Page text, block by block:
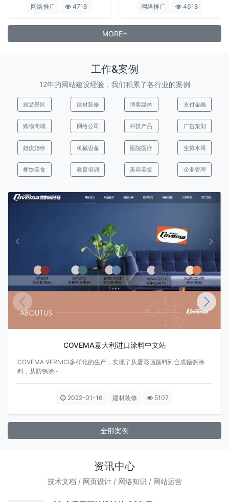
网络推广 4718 网络推广 4618
MORE+
工作&案例
12年的网站建设经验，我们积累了各行业的案例
旅游景区 建材装修 博客媒体 支付金融
购物商城 网络公司 科技产品 广告策划
婚庆婚纱 机械设备 医院医疗 生鲜水果
餐饮美食 教育培训 美容美发 企业管理
COVEMA意大利进口涂料中文站
COVEMA VERNICI多样化的生产，实现了从蛋彩画颜料到合成搪瓷涂
料，从防锈涂···
2022-01-16 建材装修 5107
全部案例
资讯中心
技术文档 / 网页设计/ 网络知识 / 网站运营